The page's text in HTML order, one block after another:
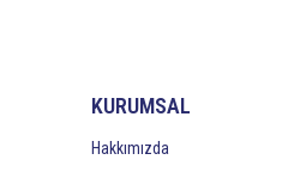
KURUMSAL
Hakkımızda